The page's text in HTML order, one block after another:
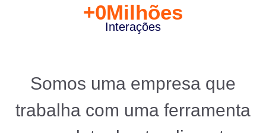
Interações
+0Milhões
Somos uma empresa que
trabalha com uma ferramenta